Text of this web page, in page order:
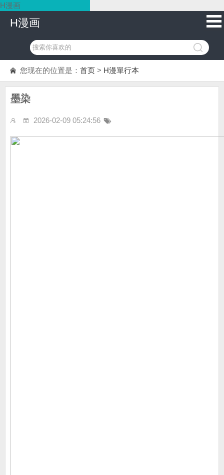
H漫画
H漫画
您现在的位置是： 首页 > H漫單行本
墨染
2026-02-09 05:24:56